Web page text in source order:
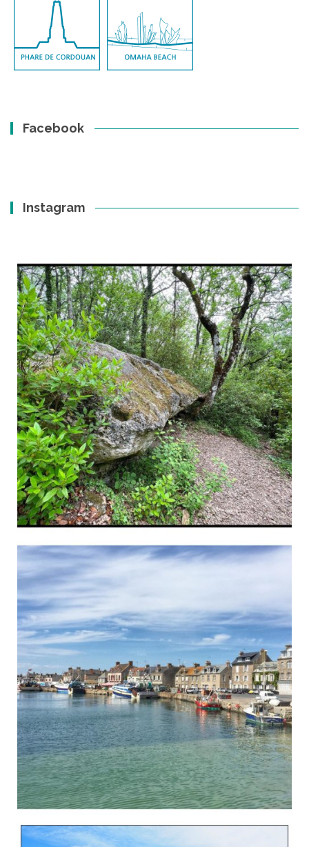
Facebook
Instagram